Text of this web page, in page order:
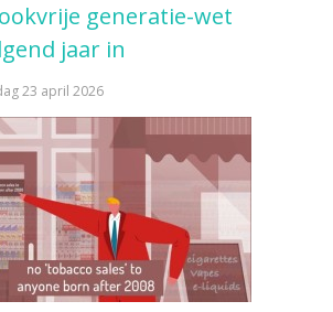
generatie-wet
jaar in
23 april 2026